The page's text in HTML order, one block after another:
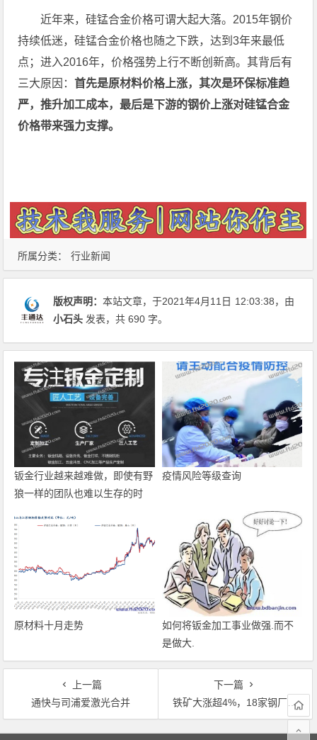
所属分类： 行业新闻
近年来，硅锰合金价格可谓大起大落。2015年钢价
持续低迷，硅锰合金价格也随之下跌，达到3年来最低
点；进入2016年，价格强势上行不断创新高。其背后有
三大原因：首先是原材料价格上涨，其次是环保标准趋
严，推升加工成本，最后是下游的钢价上涨对硅锰合金
价格带来强力支撑。
版权声明：本站文章，于2021年4月11日 12:03:38，由
小石头 发表，共 690 字。
钣金行业越来越难做，即使有野
狼一样的团队也难以生存的时
疫情风险等级查询
原材料十月走势
如何将钣金加工事业做强.而不
是做大.
上一篇
通快与司浦爱激光合并
下一篇
铁矿大涨超4%，18家钢厂拉涨，节前钢价高位运行
文